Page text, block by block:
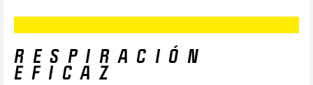
RESPIRACIÓN
EFICAZ